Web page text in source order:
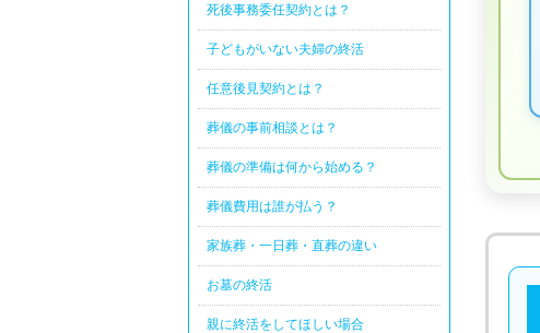
死後事務委任契約とは？
子どもがいない夫婦の終活
任意後見契約とは？
葬儀の事前相談とは？
葬儀の準備は何から始める？
葬儀費用は誰が払う？
家族葬・一日葬・直葬の違い
お墓の終活
親に終活をしてほしい場合